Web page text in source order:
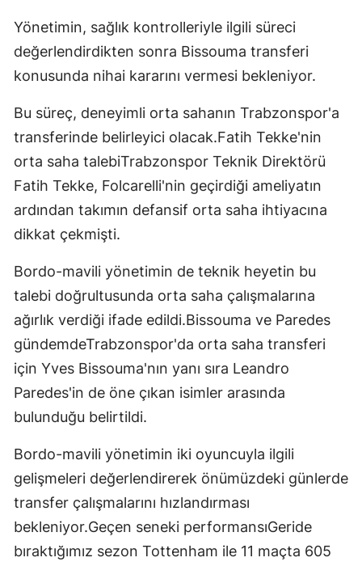
Yönetimin, sağlık kontrolleriyle ilgili süreci
değerlendirdikten sonra Bissouma transferi
konusunda nihai kararını vermesi bekleniyor.
Bu süreç, deneyimli orta sahanın Trabzonspor'a
transferinde belirleyici olacak.Fatih Tekke'nin
orta saha talebiTrabzonspor Teknik Direktörü
Fatih Tekke, Folcarelli'nin geçirdiği ameliyatın
ardından takımın defansif orta saha ihtiyacına
dikkat çekmişti.
Bordo-mavili yönetimin de teknik heyetin bu
talebi doğrultusunda orta saha çalışmalarına
ağırlık verdiği ifade edildi.Bissouma ve Paredes
gündemdeTrabzonspor'da orta saha transferi
için Yves Bissouma'nın yanı sıra Leandro
Paredes'in de öne çıkan isimler arasında
bulunduğu belirtildi.
Bordo-mavili yönetimin iki oyuncuyla ilgili
gelişmeleri değerlendirerek önümüzdeki günlerde
transfer çalışmalarını hızlandırması
bekleniyor.Geçen seneki performansıGeride
bıraktığımız sezon Tottenham ile 11 maçta 605